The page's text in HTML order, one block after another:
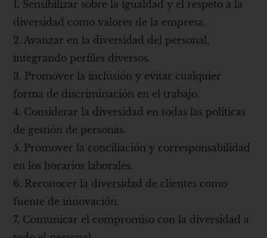
1. Sensibilizar sobre la igualdad y el respeto a la
diversidad como valores de la empresa.
2. Avanzar en la diversidad del personal,
integrando perfiles diversos.
3. Promover la inclusión y evitar cualquier
forma de discriminación en el trabajo.
4. Considerar la diversidad en todas las políticas
de gestión de personas.
5. Promover la conciliación y corresponsabilidad
en los horarios laborales.
6. Reconocer la diversidad de clientes como
fuente de innovación.
7. Comunicar el compromiso con la diversidad a